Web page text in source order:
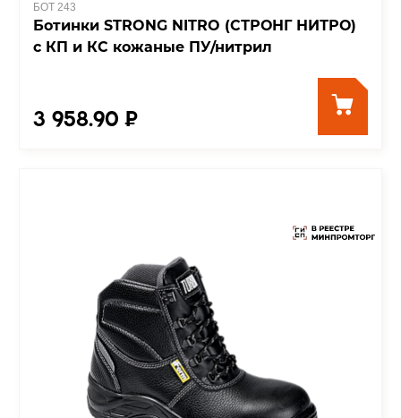
БОТ 243
Ботинки STRONG NITRO (СТРОНГ НИТРО)
с КП и КС кожаные ПУ/нитрил
3 958.90 ₽